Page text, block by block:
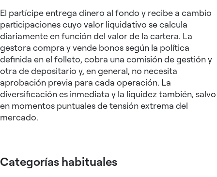
El partícipe entrega dinero al fondo y recibe a cambio
participaciones cuyo valor liquidativo se calcula
diariamente en función del valor de la cartera. La
gestora compra y vende bonos según la política
definida en el folleto, cobra una comisión de gestión y
otra de depositario y, en general, no necesita
aprobación previa para cada operación. La
diversificación es inmediata y la liquidez también, salvo
en momentos puntuales de tensión extrema del
mercado.
Categorías habituales